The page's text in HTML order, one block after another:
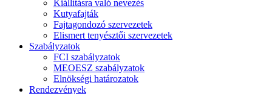
Kiállításra való nevezés
Kutyafajták
Fajtagondozó szervezetek
Elismert tenyésztői szervezetek
Szabályzatok
FCI szabályzatok
MEOESZ szabályzatok
Elnökségi határozatok
Rendezvények